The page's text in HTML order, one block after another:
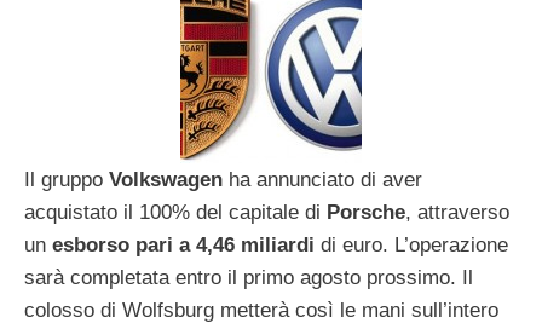
Il gruppo Volkswagen ha annunciato di aver
acquistato il 100% del capitale di Porsche, attraverso
un esborso pari a 4,46 miliardi di euro. L’operazione
sarà completata entro il primo agosto prossimo. Il
colosso di Wolfsburg metterà così le mani sull’intero